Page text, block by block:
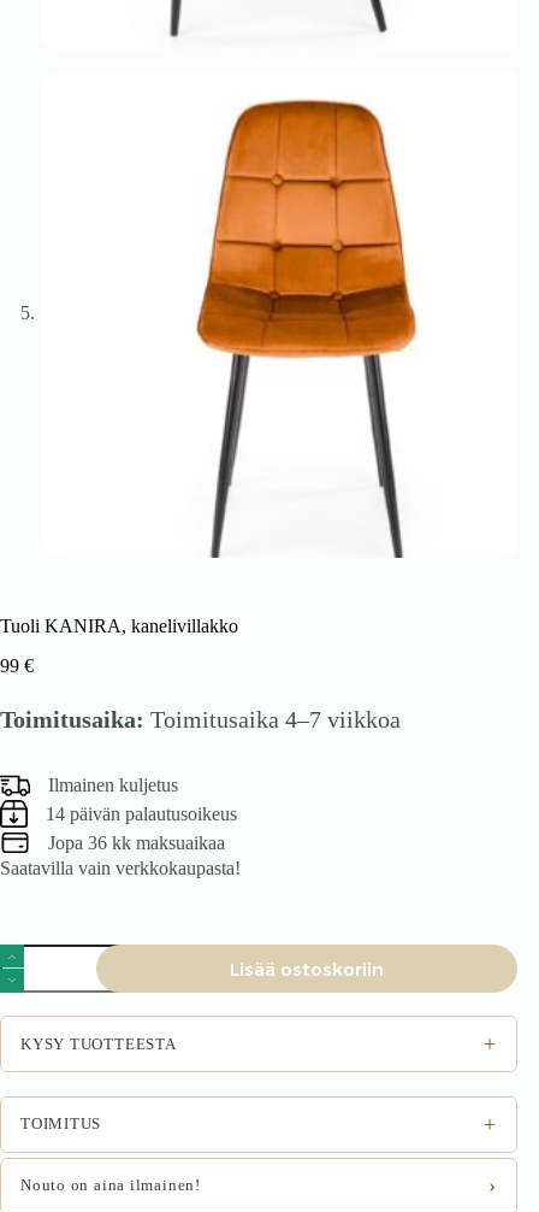
Tuoli KANIRA, kanelivillakko
99 €
Toimitusaika: Toimitusaika 4–7 viikkoa
Ilmainen kuljetus
14 päivän palautusoikeus
Jopa 36 kk maksuaikaa
Saatavilla vain verkkokaupasta!
Tuoli
KANIRA,
kanelivillakko
määrä
Lisää ostoskoriin
KYSY TUOTTEESTA +
TOIMITUS +
Nouto on aina ilmainen! ›